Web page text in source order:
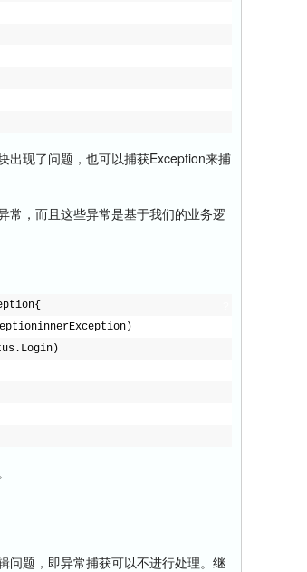
现了问题，也可以捕获Exception来捕
，而且这些异常是基于我们的业务逻
题，即异常捕获可以不进行处理。继